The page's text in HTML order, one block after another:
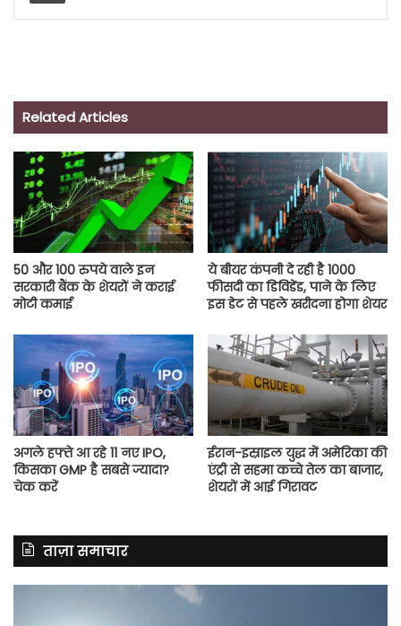
Related Articles
50 और 100 रुपये वाले इन
सरकारी बैंक के शेयरों ने कराई
मोटी कमाई
ये बीयर कंपनी दे रही है 1000
फीसदी का डिविडेंड, पाने के लिए
इस डेट से पहले खरीदना होगा शेयर
अगले हफ्ते आ रहे 11 नए IPO,
किसका GMP है सबसे ज्यादा?
चेक करें
ईरान-इस्राइल युद्ध में अमेरिका की
एंट्री से सहमा कच्चे तेल का बाजार,
शेयरों में आई गिरावट
ताज़ा समाचार